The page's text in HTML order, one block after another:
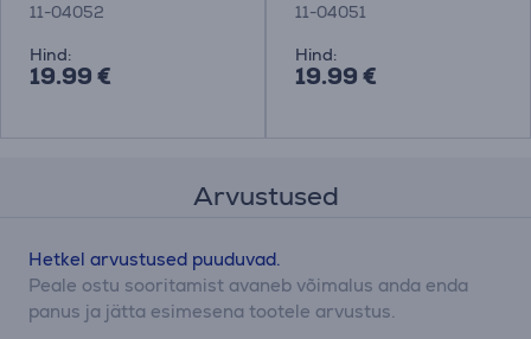
11-04052
Hind:
19.99 €
11-04051
Hind:
19.99 €
Arvustused
Hetkel arvustused puuduvad.
Peale ostu sooritamist avaneb võimalus anda enda
panus ja jätta esimesena tootele arvustus.